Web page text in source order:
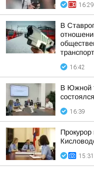
16:29
В
16:42
В Южной
16:39
15:31